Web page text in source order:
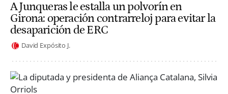
A Junqueras le estalla un polvorín en
Girona: operación contrarreloj para evitar la
desaparición de ERC
David Expósito J.